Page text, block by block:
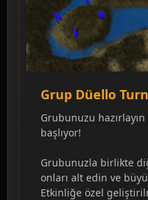
Grup Düello
Grubunuzu
başlıyor!
Grubunuzla birlikte
onları alt edin ve
Etkinliğe özel